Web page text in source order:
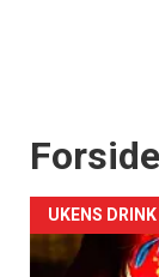
UKENS DRINK